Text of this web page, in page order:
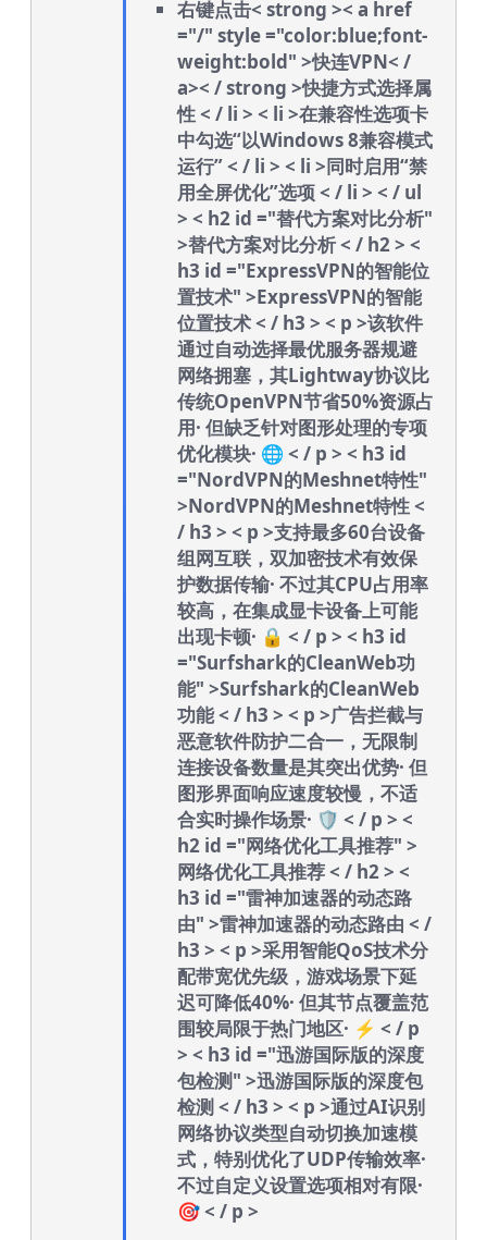
右键点击< strong >< a href
="/" style ="color:blue;font-
weight:bold" >快连VPN< /
a>< / strong >快捷方式选择属
性 < / li > < li >在兼容性选项卡
中勾选“以Windows 8兼容模式
运行” < / li > < li >同时启用“禁
用全屏优化”选项 < / li > < / ul
> < h2 id ="替代方案对比分析"
>替代方案对比分析 < / h2 > <
h3 id ="ExpressVPN的智能位
置技术" >ExpressVPN的智能
位置技术 < / h3 > < p >该软件
通过自动选择最优服务器规避
网络拥塞，其Lightway协议比
传统OpenVPN节省50%资源占
用· 但缺乏针对图形处理的专项
优化模块· 🌐 < / p > < h3 id
="NordVPN的Meshnet特性"
>NordVPN的Meshnet特性 <
/ h3 > < p >支持最多60台设备
组网互联，双加密技术有效保
护数据传输· 不过其CPU占用率
较高，在集成显卡设备上可能
出现卡顿· 🔒 < / p > < h3 id
="Surfshark的CleanWeb功
能" >Surfshark的CleanWeb
功能 < / h3 > < p >广告拦截与
恶意软件防护二合一，无限制
连接设备数量是其突出优势· 但
图形界面响应速度较慢，不适
合实时操作场景· 🛡️ < / p > <
h2 id ="网络优化工具推荐" >
网络优化工具推荐 < / h2 > <
h3 id ="雷神加速器的动态路
由" >雷神加速器的动态路由 < /
h3 > < p >采用智能QoS技术分
配带宽优先级，游戏场景下延
迟可降低40%· 但其节点覆盖范
围较局限于热门地区· ⚡ < / p
> < h3 id ="迅游国际版的深度
包检测" >迅游国际版的深度包
检测 < / h3 > < p >通过AI识别
网络协议类型自动切换加速模
式，特别优化了UDP传输效率·
不过自定义设置选项相对有限·
🎯 < / p >